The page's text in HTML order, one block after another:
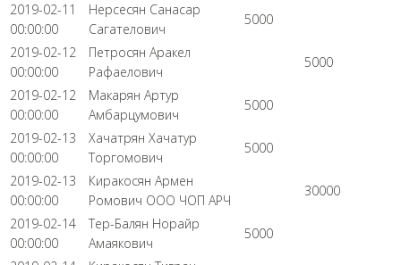
2019-02-11
00:00:00
Нерсесян Санасар
Сагателович
5000
2019-02-12
00:00:00
Петросян Аракел
Рафаелович
5000
2019-02-12
00:00:00
Макарян Артур
Амбарцумович
5000
2019-02-13
00:00:00
Хачатрян Хачатур
Торгомович
5000
2019-02-13
00:00:00
Киракосян Армен
Ромович ООО ЧОП АРЧ
30000
2019-02-14
00:00:00
Тер-Балян Норайр
Амаякович
5000